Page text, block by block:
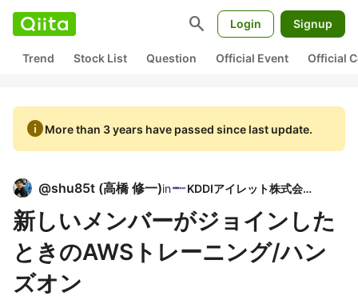
search Login Signup
Trend Stock List Question Official Event Official
infoMore than 3 years have passed since last update.
@shu85t (高橋 修一)in KDDIアイレット株式会社
新しいメンバーがジョインした
ときのAWSトレーニング/ハン
ズオン